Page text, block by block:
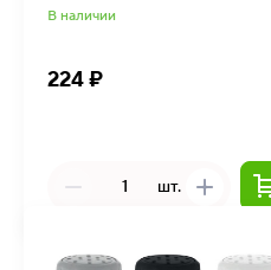
В наличии
224 ₽
шт.